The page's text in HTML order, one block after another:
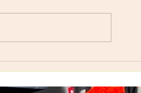
（オー